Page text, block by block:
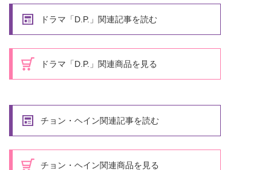
ドラマ「D.P.」関連記事を読む
ドラマ「D.P.」関連商品を見る
チョン・ヘイン関連記事を読む
チョン・ヘイン関連商品を見る